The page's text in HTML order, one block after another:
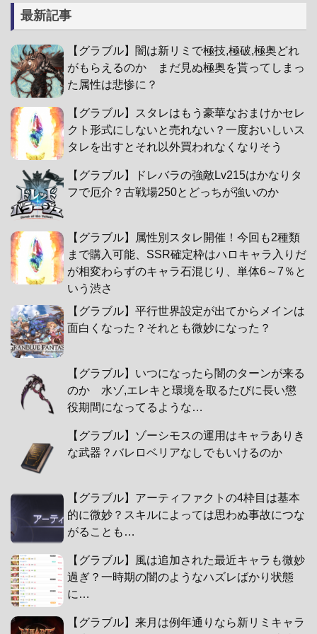
最新記事
【グラブル】闇は新リミで極技,極破,極奥どれ
がもらえるのか まだ見ぬ極奥を貰ってしまっ
た属性は悲惨に？
【グラブル】スタレはもう豪華なおまけかセレ
クト形式にしないと売れない？一度おいしいス
タレを出すとそれ以外買われなくなりそう
【グラブル】ドレバラの強敵Lv215はかなりタ
フで厄介？古戦場250とどっちが強いのか
【グラブル】属性別スタレ開催！今回も2種類
まで購入可能、SSR確定枠はハロキャラ入りだ
が相変わらずのキャラ石混じり、単体6～7％と
いう渋さ
【グラブル】平行世界設定が出てからメインは
面白くなった？それとも微妙になった？
【グラブル】いつになったら闇のターンが来る
のか 水ゾ,エレキと環境を取るたびに長い懲
役期間になってるような…
【グラブル】ゾーシモスの運用はキャラありき
な武器？バレロベリアなしでもいけるのか
【グラブル】アーティファクトの4枠目は基本
的に微妙？スキルによっては思わぬ事故につな
がることも…
【グラブル】風は追加された最近キャラも微妙
過ぎ？一時期の闇のようなハズレばかり状態
に…
【グラブル】来月は例年通りなら新リミキャラ